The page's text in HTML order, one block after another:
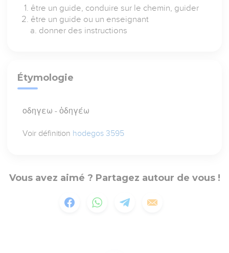
être un guide, conduire sur le chemin, guider
être un guide ou un enseignant
donner des instructions
Étymologie
οδηγεω - ὁδηγέω
Voir définition hodegos 3595
Vous avez aimé ? Partagez autour de vous !